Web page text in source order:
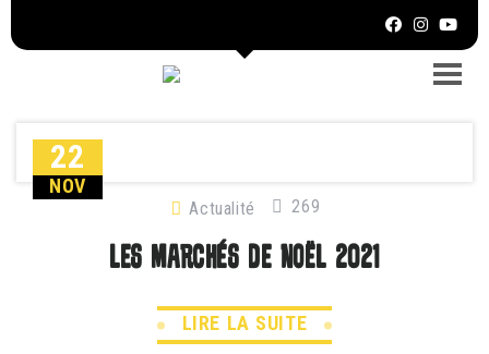
22
NOV
Actualité 269
LES MARCHÉS DE NOËL 2021
LIRE LA SUITE